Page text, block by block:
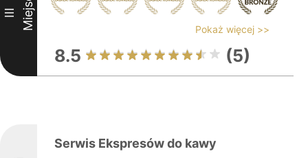
III Miejsce Pokaż więcej >>
8.5 (5)
Serwis Ekspresów do kawy